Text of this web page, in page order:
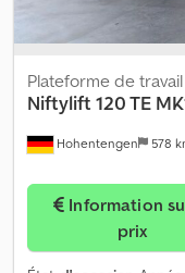
Hohentengen 578
Plateforme de travail
Niftylift 120 TE
prix